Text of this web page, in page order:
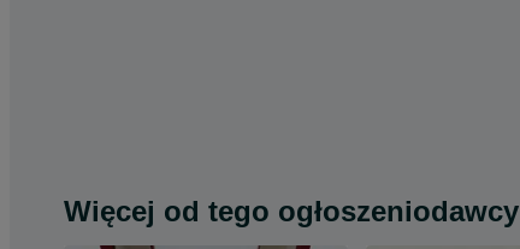
Więcej od tego ogłoszeniodawcy